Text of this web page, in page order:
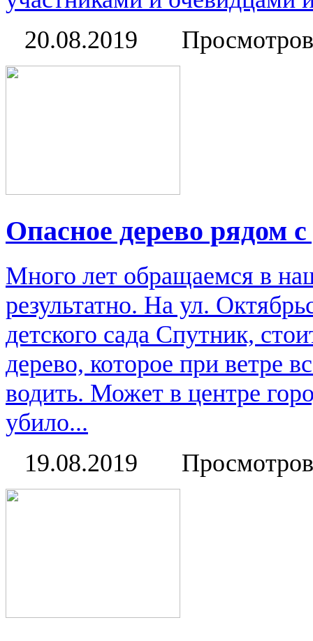
20.08.2019
Опасное дерево рядом
Много лет обращаемся в
результатно. На ул.
детского сада Спутник,
дерево, которое при ветре
водить. Может в центре
убило...
19.08.2019